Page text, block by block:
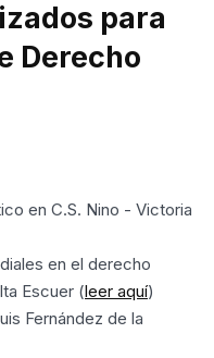
para
Derecho
en C.S. Nino - Victoria
en el derecho
Escuer (leer aquí)
Fernández de la